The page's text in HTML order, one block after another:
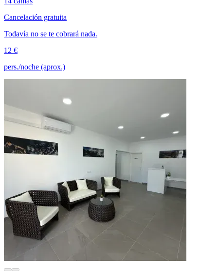
Cancelación gratuita
Todavía no se te cobrará nada.
12 €
pers./noche (aprox.)